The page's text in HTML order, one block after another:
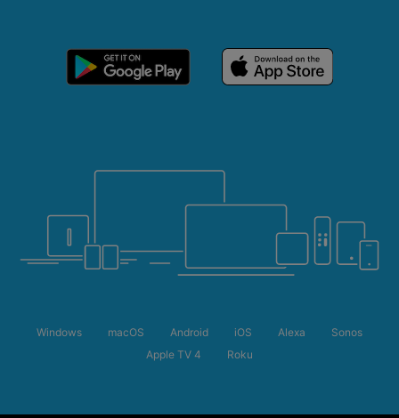
Windows macOS Android iOS Alexa
Sonos
Apple TV 4
Roku